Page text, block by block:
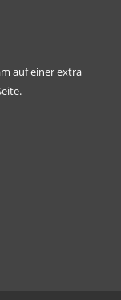
auf einer extra